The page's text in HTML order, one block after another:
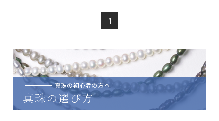
1
真珠の初心者の方へ
真珠の選び方